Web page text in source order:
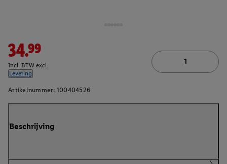
34.99
Incl. BTW excl.
Levering
Artikelnummer: 100404526
Beschrijving